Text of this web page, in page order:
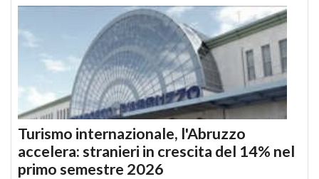
Turismo internazionale, l'Abruzzo
accelera: stranieri in crescita del 14% nel
primo semestre 2026